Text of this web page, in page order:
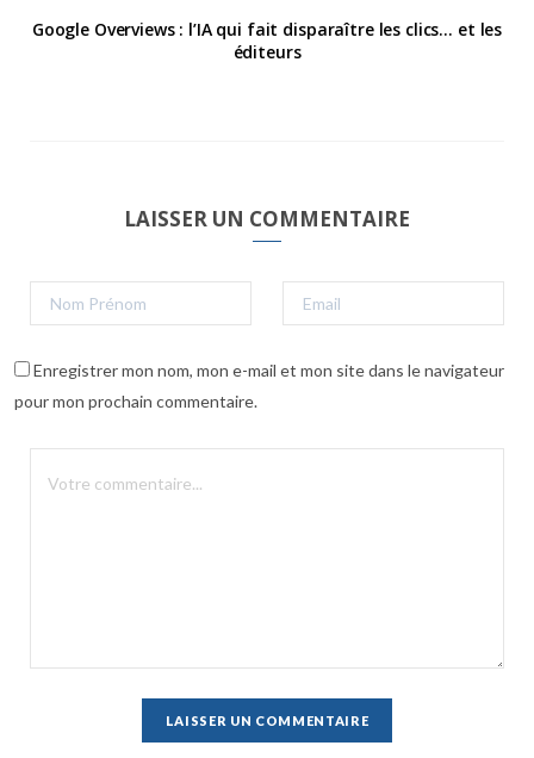
Google Overviews : l’IA qui fait disparaître les clics… et les
éditeurs
LAISSER UN COMMENTAIRE
Enregistrer mon nom, mon e-mail et mon site dans le navigateur
pour mon prochain commentaire.